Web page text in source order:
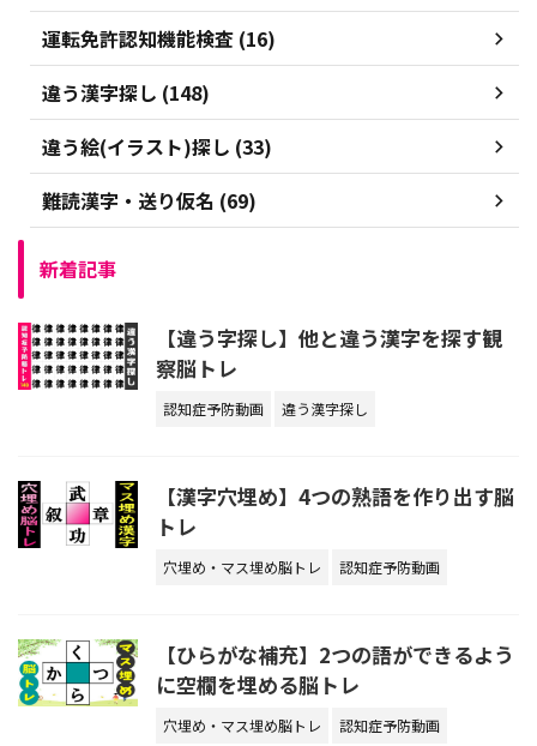
運転免許認知機能検査 (16)
違う漢字探し (148)
違う絵(イラスト)探し (33)
難読漢字・送り仮名 (69)
新着記事
【違う字探し】他と違う漢字を探す観
察脳トレ
認知症予防動画 違う漢字探し
【漢字穴埋め】4つの熟語を作り出す脳
トレ
穴埋め・マス埋め脳トレ 認知症予防動画
【ひらがな補充】2つの語ができるよう
に空欄を埋める脳トレ
穴埋め・マス埋め脳トレ 認知症予防動画